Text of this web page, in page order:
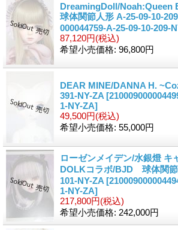
DreamingDoll/
球体関節人形 A-25-09-10-
000044759-A-25-09-10-209-
87,120円(税込)
希望小売価格: 96,800円
DEAR MINE/DANNA H.
391-NY-ZA
1-NY-ZA]
49,500円(税込)
希望小売価格: 55,000円
ローゼンメイデン/水銀燈
DOLKコラボ/BJD 球体関節
101-NY-ZA
1-NY-ZA]
217,800円(税込)
希望小売価格: 242,000円